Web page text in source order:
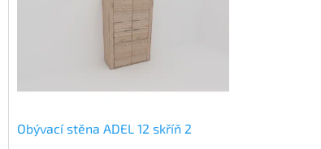
Obývací stěna ADEL 12 skříň 2